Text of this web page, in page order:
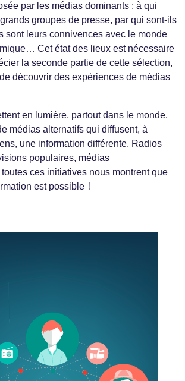
par les médias dominants : à qui
groupes de presse, par qui sont-ils
sont leurs connivences avec le monde
Cet état des lieux est nécessaire
la seconde partie de cette sélection,
découvrir des expériences de médias
en lumière, partout dans le monde,
médias alternatifs qui diffusent, à
une information différente. Radios
populaires, médias
ces initiatives nous montrent que
est possible !